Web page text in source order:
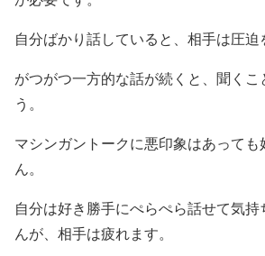
自分ばかり話していると、相手は圧迫
がつがつ一方的な話が続くと、聞くこ
う。
マシンガントークに悪印象はあっても
ん。
自分は好き勝手にぺらぺら話せて気
んが、相手は疲れます。